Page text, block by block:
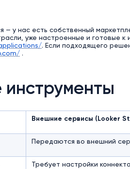
— у нас есть собственный
уже настроенные и готовые к
. Если подходящего
.
инструменты
Внешние сервисы (Looker
Передаются во внешний
Требует настройки